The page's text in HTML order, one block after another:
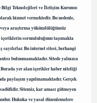
Bilgi Teknolojileri ve İletişim Kurumu
hizmet vermektedir. Bu nedenle,
araştırma yükümlülüğümüz
sorumluluğunu taşımakta
Bu internet sitesi, herhangi
bulunmamaktadır. Sitede yalnızca
Burada yer alan içerikler haber niteliği
paylaşım yapılmamaktadır. Gerçek
Sitemiz, kar amacı gütmeyen
Hukuka ve yasal düzenlemelere